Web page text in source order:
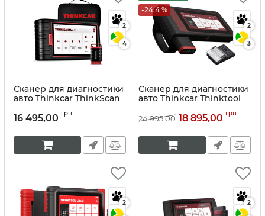
2
4
Сканер для диагностики
авто Thinkcar ThinkScan
Артикул:10047
16 495,00 грн
-24.4 %
2
3
Сканер для диагностики
авто Thinkcar Thinktool
Артикул:10049
24 995,00 18 895,00 грн
2 2